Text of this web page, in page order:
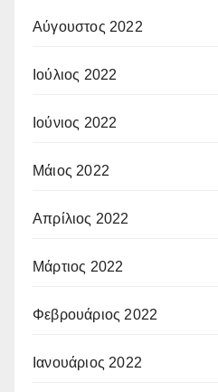
Αύγουστος 2022
Ιούλιος 2022
Ιούνιος 2022
Μάιος 2022
Απρίλιος 2022
Μάρτιος 2022
Φεβρουάριος 2022
Ιανουάριος 2022